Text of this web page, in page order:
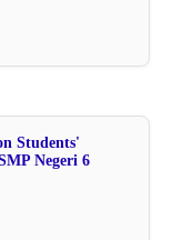
Students'
Negeri 6